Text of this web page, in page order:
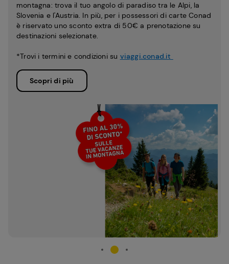
montagna: trova il tuo angolo di paradiso tra le Alpi, la
Slovenia e l'Austria. In più, per i possessori di carte Conad
è riservato uno sconto extra di 50€ a prenotazione su
destinazioni selezionate.
*Trovi i termini e condizioni su viaggi.conad.it
Scopri di più